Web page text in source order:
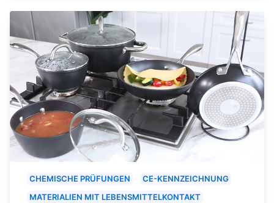
CHEMISCHE PRÜFUNGEN
CE-KENNZEICHNUNG
MATERIALIEN MIT LEBENSMITTELKONTAKT